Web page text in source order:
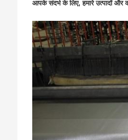
आपके संदर्भ के लिए, हमारे उत्पादों और